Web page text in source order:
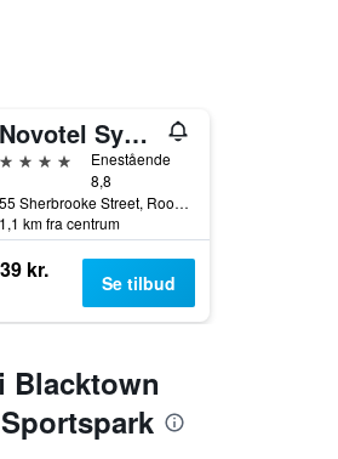
Novotel Sydney West Hq
4 stjerner
Enestående
8,8
55 Sherbrooke Street, Rooty Hill, NSW, Australien
1,1 km fra centrum
kr. Se tilbud
Blacktown